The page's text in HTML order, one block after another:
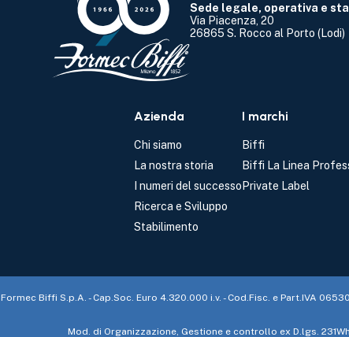
Sede legale, operativa e
Via Piacenza, 20
26865 S. Rocco al Porto (Lodi)
Azienda
Chi siamo
La nostra storia
I numeri del successo
Ricerca e Sviluppo
Stabilimento
I marchi
Biffi
Biffi La Linea
Private Label
Formec Biffi S.p.A. - Cap.Soc. Euro 4.320.000 i.v. - Cod.Fisc. e Part.IVA
Mod. di Organizzazione, Gestione e controllo ex D.lgs. 231